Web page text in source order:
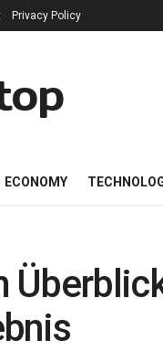
Privacy Policy
ECONOMY